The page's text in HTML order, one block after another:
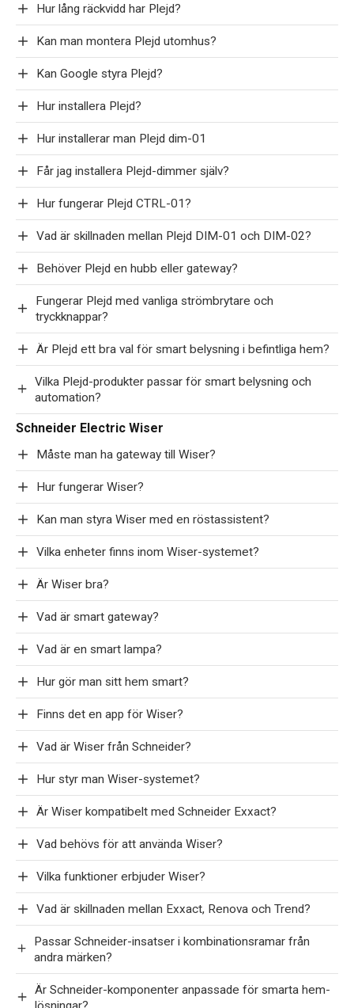
Hur lång räckvidd har Plejd?
Kan man montera Plejd utomhus?
Kan Google styra Plejd?
Hur installera Plejd?
Hur installerar man Plejd dim-01
Får jag installera Plejd-dimmer själv?
Hur fungerar Plejd CTRL-01?
Vad är skillnaden mellan Plejd DIM-01 och DIM-02?
Behöver Plejd en hubb eller gateway?
Fungerar Plejd med vanliga strömbrytare och
tryckknappar?
Är Plejd ett bra val för smart belysning i befintliga hem?
Vilka Plejd-produkter passar för smart belysning och
automation?
Schneider Electric Wiser
Måste man ha gateway till Wiser?
Hur fungerar Wiser?
Kan man styra Wiser med en röstassistent?
Vilka enheter finns inom Wiser-systemet?
Är Wiser bra?
Vad är smart gateway?
Vad är en smart lampa?
Hur gör man sitt hem smart?
Finns det en app för Wiser?
Vad är Wiser från Schneider?
Hur styr man Wiser-systemet?
Är Wiser kompatibelt med Schneider Exxact?
Vad behövs för att använda Wiser?
Vilka funktioner erbjuder Wiser?
Vad är skillnaden mellan Exxact, Renova och Trend?
Passar Schneider-insatser i kombinationsramar från
andra märken?
Är Schneider-komponenter anpassade för smarta hem-